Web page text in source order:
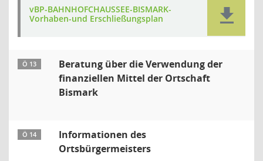
vBP-BAHNHOFCHAUSSEE-BISMARK-
Vorhaben-und Erschließungsplan
Ö 13
Beratung über die Verwendung der
finanziellen Mittel der Ortschaft
Bismark
Ö 14
Informationen des
Ortsbürgermeisters